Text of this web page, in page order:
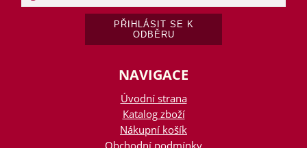
NAVIGACE
Úvodní strana
Katalog zboží
Nákupní košík